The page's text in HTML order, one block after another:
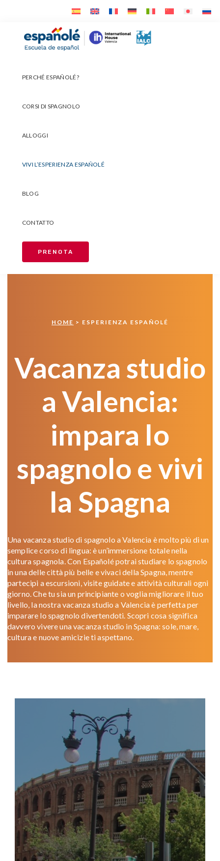
primary
PERCHÉ ESPAÑOLÉ?
CORSI DI SPAGNOLO
ALLOGGI
VIVI L’ESPERIENZA ESPAÑOLÉ
BLOG
CONTATTO
PRENOTA
HOME > ESPERIENZA ESPAÑOLÉ
Vacanza studio
a Valencia:
impara lo
spagnolo e vivi
la Spagna
Una vacanza studio di spagnolo a Valencia è molto più di un
semplice corso di lingua: è un’immersione totale nella
cultura spagnola. Con Españolé potrai studiare lo spagnolo
in una delle città più belle e vivaci della Spagna, mentre
partecipi a escursioni, visite guidate e attività culturali ogni
giorno. Che tu sia un principiante o voglia migliorare il tuo
livello, la nostra vacanza studio a Valencia è perfetta per
imparare lo spagnolo divertendoti. Scopri cosa significa
davvero vivere una vacanza studio in Spagna: sole, mare,
cultura e nuove amicizie ti aspettano.